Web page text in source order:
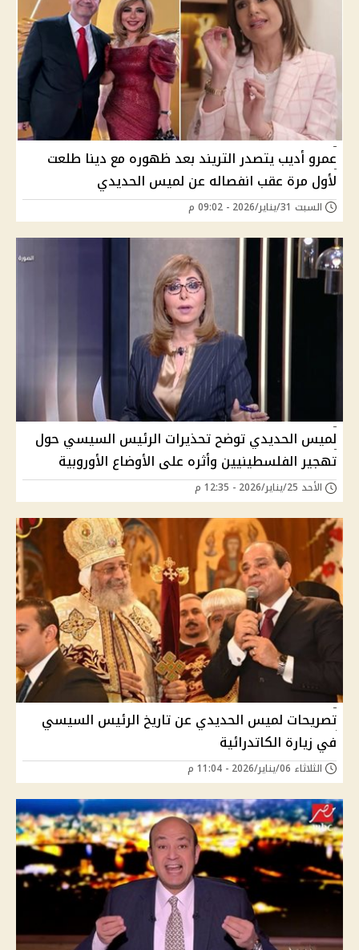
عمرو أديب يتصدر التريند بعد ظهوره مع دينا طلعت
لأول مرة عقب انفصاله عن لميس الحديدي
السبت 31/يناير/2026 - 09:02 م
لميس الحديدي توضح تحذيرات الرئيس السيسي حول
تهجير الفلسطينيين وأثره على الأوضاع الأوروبية
الأحد 25/يناير/2026 - 12:35 م
تصريحات لميس الحديدي عن تاريخ الرئيس السيسي
في زيارة الكاتدرائية
الثلاثاء 06/يناير/2026 - 11:04 م